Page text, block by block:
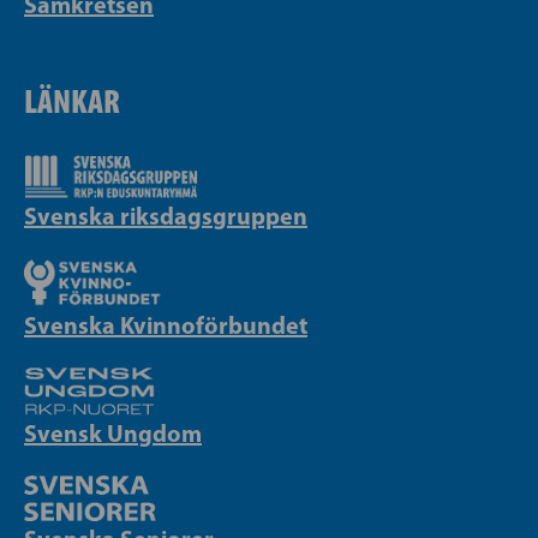
LÄNKAR
Svenska riksdagsgruppen
Svenska Kvinnoförbundet
Svensk Ungdom